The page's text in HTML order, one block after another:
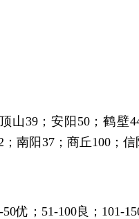
山39；安阳50；鹤壁
南阳37；商丘100；
优；51-100良；101-